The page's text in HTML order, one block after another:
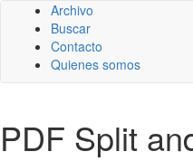
Archivo
Buscar
Contacto
Quienes somos
PDF Split